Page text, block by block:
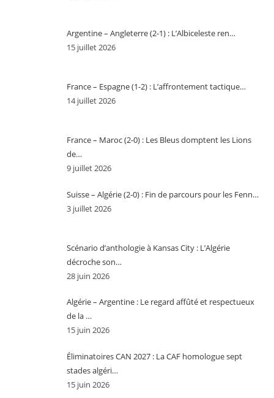
Argentine – Angleterre (2-1) : L’Albiceleste ren…
15 juillet 2026
France – Espagne (1-2) : L’affrontement tactique…
14 juillet 2026
France – Maroc (2-0) : Les Bleus domptent les Lions
de…
9 juillet 2026
Suisse – Algérie (2-0) : Fin de parcours pour les Fenn…
3 juillet 2026
Scénario d’anthologie à Kansas City : L’Algérie
décroche son…
28 juin 2026
Algérie – Argentine : Le regard affûté et respectueux
de la …
15 juin 2026
Éliminatoires CAN 2027 : La CAF homologue sept
stades algéri…
15 juin 2026